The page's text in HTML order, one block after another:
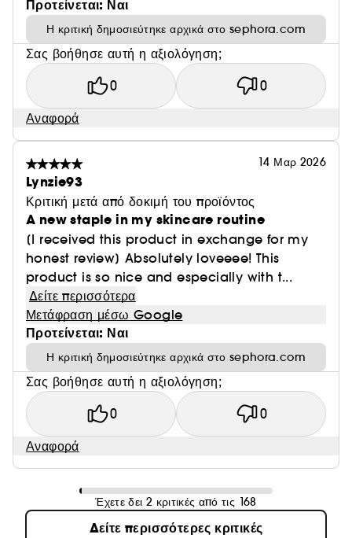
Προτείνεται: Ναι
Η κριτική δημοσιεύτηκε αρχικά στο sephora.com
Σας βοήθησε αυτή η αξιολόγηση;
0 0
Αναφορά
14 Μαρ 2026
Lynzie93
Κριτική μετά από δοκιμή του προϊόντος
A new staple in my skincare routine
[I received this product in exchange for my
honest review] Absolutely loveeee! This
product is so nice and especially with t...
Δείτε περισσότερα
Μετάφραση μέσω Google
Προτείνεται: Ναι
Η κριτική δημοσιεύτηκε αρχικά στο sephora.com
Σας βοήθησε αυτή η αξιολόγηση;
0 0
Αναφορά
Έχετε δει 2 κριτικές από τις 168
Δείτε περισσότερες κριτικές